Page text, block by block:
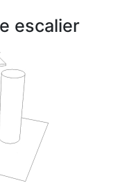
escalier